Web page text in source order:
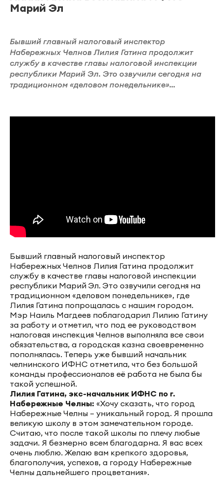
Марий Эл
Бывший главный налоговый инспектор
Набережных Челнов Лилия Гатина продолжит
службу в качестве главы налоговой инспекции
республики Марий Эл. Это озвучили сегодня на
традиционном «деловом понедельнике»...
Бывший главный налоговый инспектор
Набережных Челнов Лилия Гатина продолжит
службу в качестве главы налоговой инспекции
республики Марий Эл. Это озвучили сегодня на
традиционном «деловом понедельнике», где
Лилия Гатина попрощалась с нашим городом.
Мэр Наиль Магдеев поблагодарил Лилию Гатину
за работу и отметил, что под ее руководством
налоговая инспекция Челнов выполняла все свои
обязательства, а городская казна своевременно
пополнялась. Теперь уже бывший начальник
челнинского ИФНС отметила, что без большой
команды профессионалов её работа не была бы
такой успешной.
Лилия Гатина, экс-начальник ИФНС по г.
Набережные Челны: «Хочу сказать, что город
Набережные Челны – уникальный город. Я прошла
великую школу в этом замечательном городе.
Считаю, что после такой школы по плечу любые
задачи. Я безмерно всем благодарна. Я вас всех
очень люблю. Желаю вам крепкого здоровья,
благополучия, успехов, а городу Набережные
Челны дальнейшего процветания».